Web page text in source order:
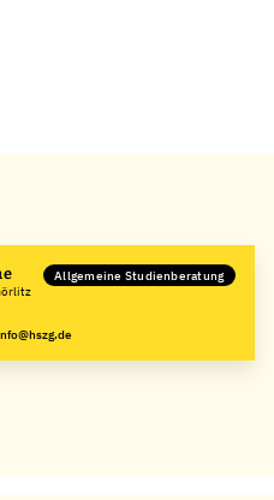
Allgemeine Studienberatung